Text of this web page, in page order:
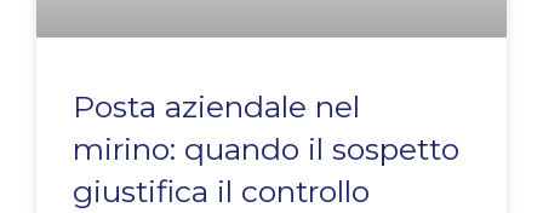
Posta aziendale nel
mirino: quando il sospetto
giustifica il controllo